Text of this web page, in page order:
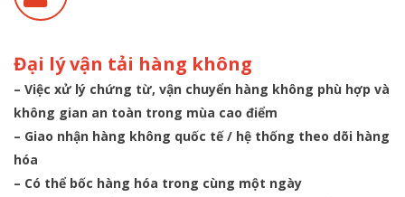
Đại lý vận tải hàng không
– Việc xử lý chứng từ, vận chuyển hàng không phù hợp và
không gian an toàn trong mùa cao điểm
– Giao nhận hàng không quốc tế / hệ thống theo dõi hàng
hóa
– Có thể bốc hàng hóa trong cùng một ngày